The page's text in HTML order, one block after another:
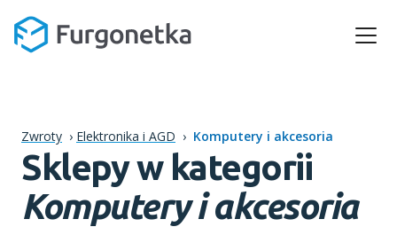
Zwroty › Elektronika i AGD › Komputery i akcesoria
Sklepy w kategorii
Komputery i akcesoria